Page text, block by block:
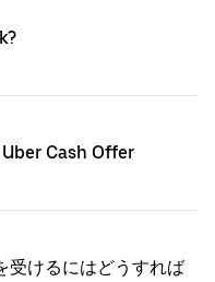
Cash Offer
受けるにはどうすれば